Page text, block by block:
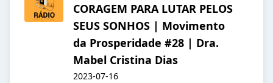
CORAGEM PARA LUTAR PELOS
SEUS SONHOS | Movimento
da Prosperidade #28 | Dra.
Mabel Cristina Dias
2023-07-16